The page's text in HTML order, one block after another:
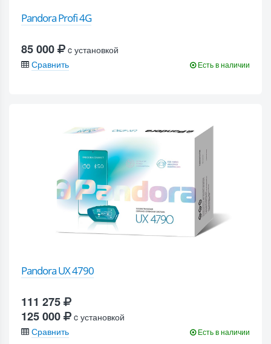
Pandora Profi 4G
85 000
c установкой
Сравнить
Есть в наличии
Pandora UX 4790
111 275
125 000
c установкой
Сравнить
Есть в наличии